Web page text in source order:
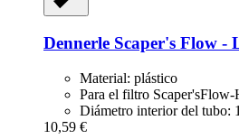
Dennerle Scaper's Flow -​
Material: plástico
Para el filtro Scaper'sFlow-
Diámetro interior del tubo:
10,59 €